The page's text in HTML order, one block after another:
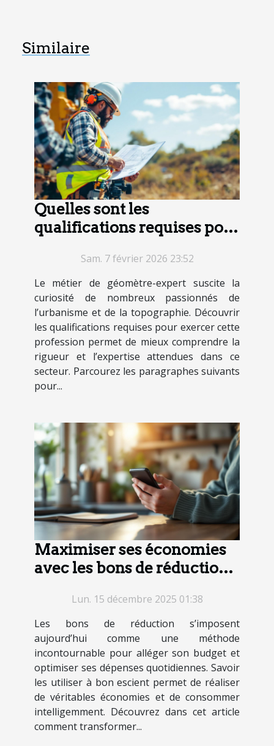
Similaire
Quelles sont les
qualifications requises pour
Sam. 7 février 2026 23:52
Le métier de géomètre-expert suscite la
curiosité de nombreux passionnés de
l’urbanisme et de la topographie. Découvrir
les qualifications requises pour exercer cette
profession permet de mieux comprendre la
rigueur et l’expertise attendues dans ce
secteur. Parcourez les paragraphes suivants
pour...
Maximiser ses économies
avec les bons de réduction :
Lun. 15 décembre 2025 01:38
Les bons de réduction s’imposent
aujourd’hui comme une méthode
incontournable pour alléger son budget et
optimiser ses dépenses quotidiennes. Savoir
les utiliser à bon escient permet de réaliser
de véritables économies et de consommer
intelligemment. Découvrez dans cet article
comment transformer...